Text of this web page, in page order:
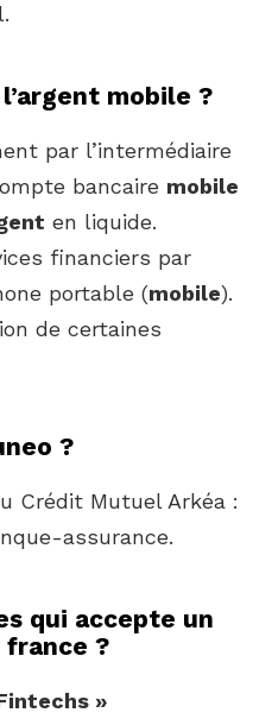
mobile ?
par l’intermédiaire
bancaire mobile
en liquide.
financiers par
portable (mobile).
de certaines
?
Crédit Mutuel Arkéa :
assurance.
qui accepte un
france ?
»